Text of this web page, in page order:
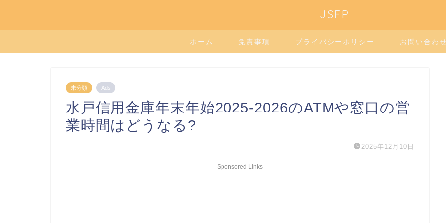
JSFP
ホーム 免責事項 プライバシーポリシー お問い合わ
未分類 Ads
水戸信用金庫年末年始2025-2026のATMや窓口の営
業時間はどうなる?
2025年12月10日
Sponsored Links